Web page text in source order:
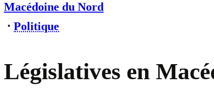
Macédoine du Nord
⋅ Politique
Législatives en